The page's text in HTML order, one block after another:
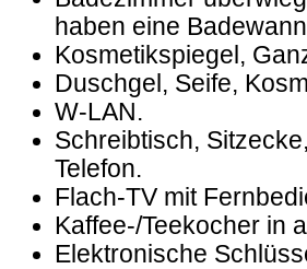
haben eine
Kosmetikspiegel,
Duschgel, Seife,
W-LAN.
Schreibtisch,
Telefon.
Flach-TV mit
Kaffee-/Teekocher in
Elektronische